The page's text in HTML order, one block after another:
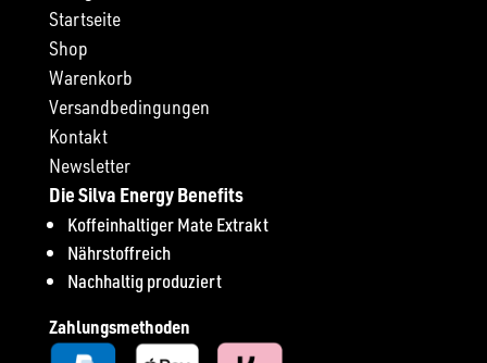
Startseite
Shop
Warenkorb
Versandbedingungen
Kontakt
Newsletter
Die Silva Energy Benefits
Koffeinhaltiger Mate Extrakt
Nährstoffreich
Nachhaltig produziert
Zahlungsmethoden